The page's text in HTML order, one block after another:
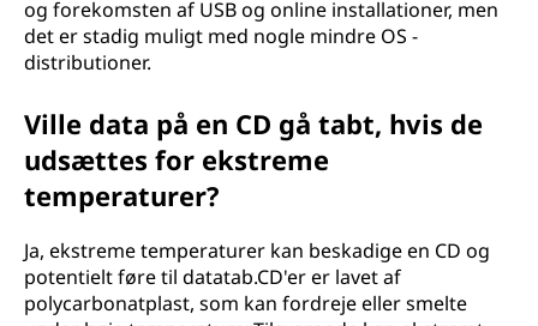
og forekomsten af USB og online installationer, men
det er stadig muligt med nogle mindre OS -
distributioner.
Ville data på en CD gå tabt, hvis de
udsættes for ekstreme
temperaturer?
Ja, ekstreme temperaturer kan beskadige en CD og
potentielt føre til datatab.CD'er er lavet af
polycarbonatplast, som kan fordreje eller smelte